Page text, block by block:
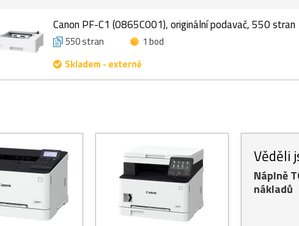
Canon PF-C1 (0865C001), originální podavač, 550 stran
550 stran
1 bod
Skladem - externě
Věděli
Náplně
nákladů